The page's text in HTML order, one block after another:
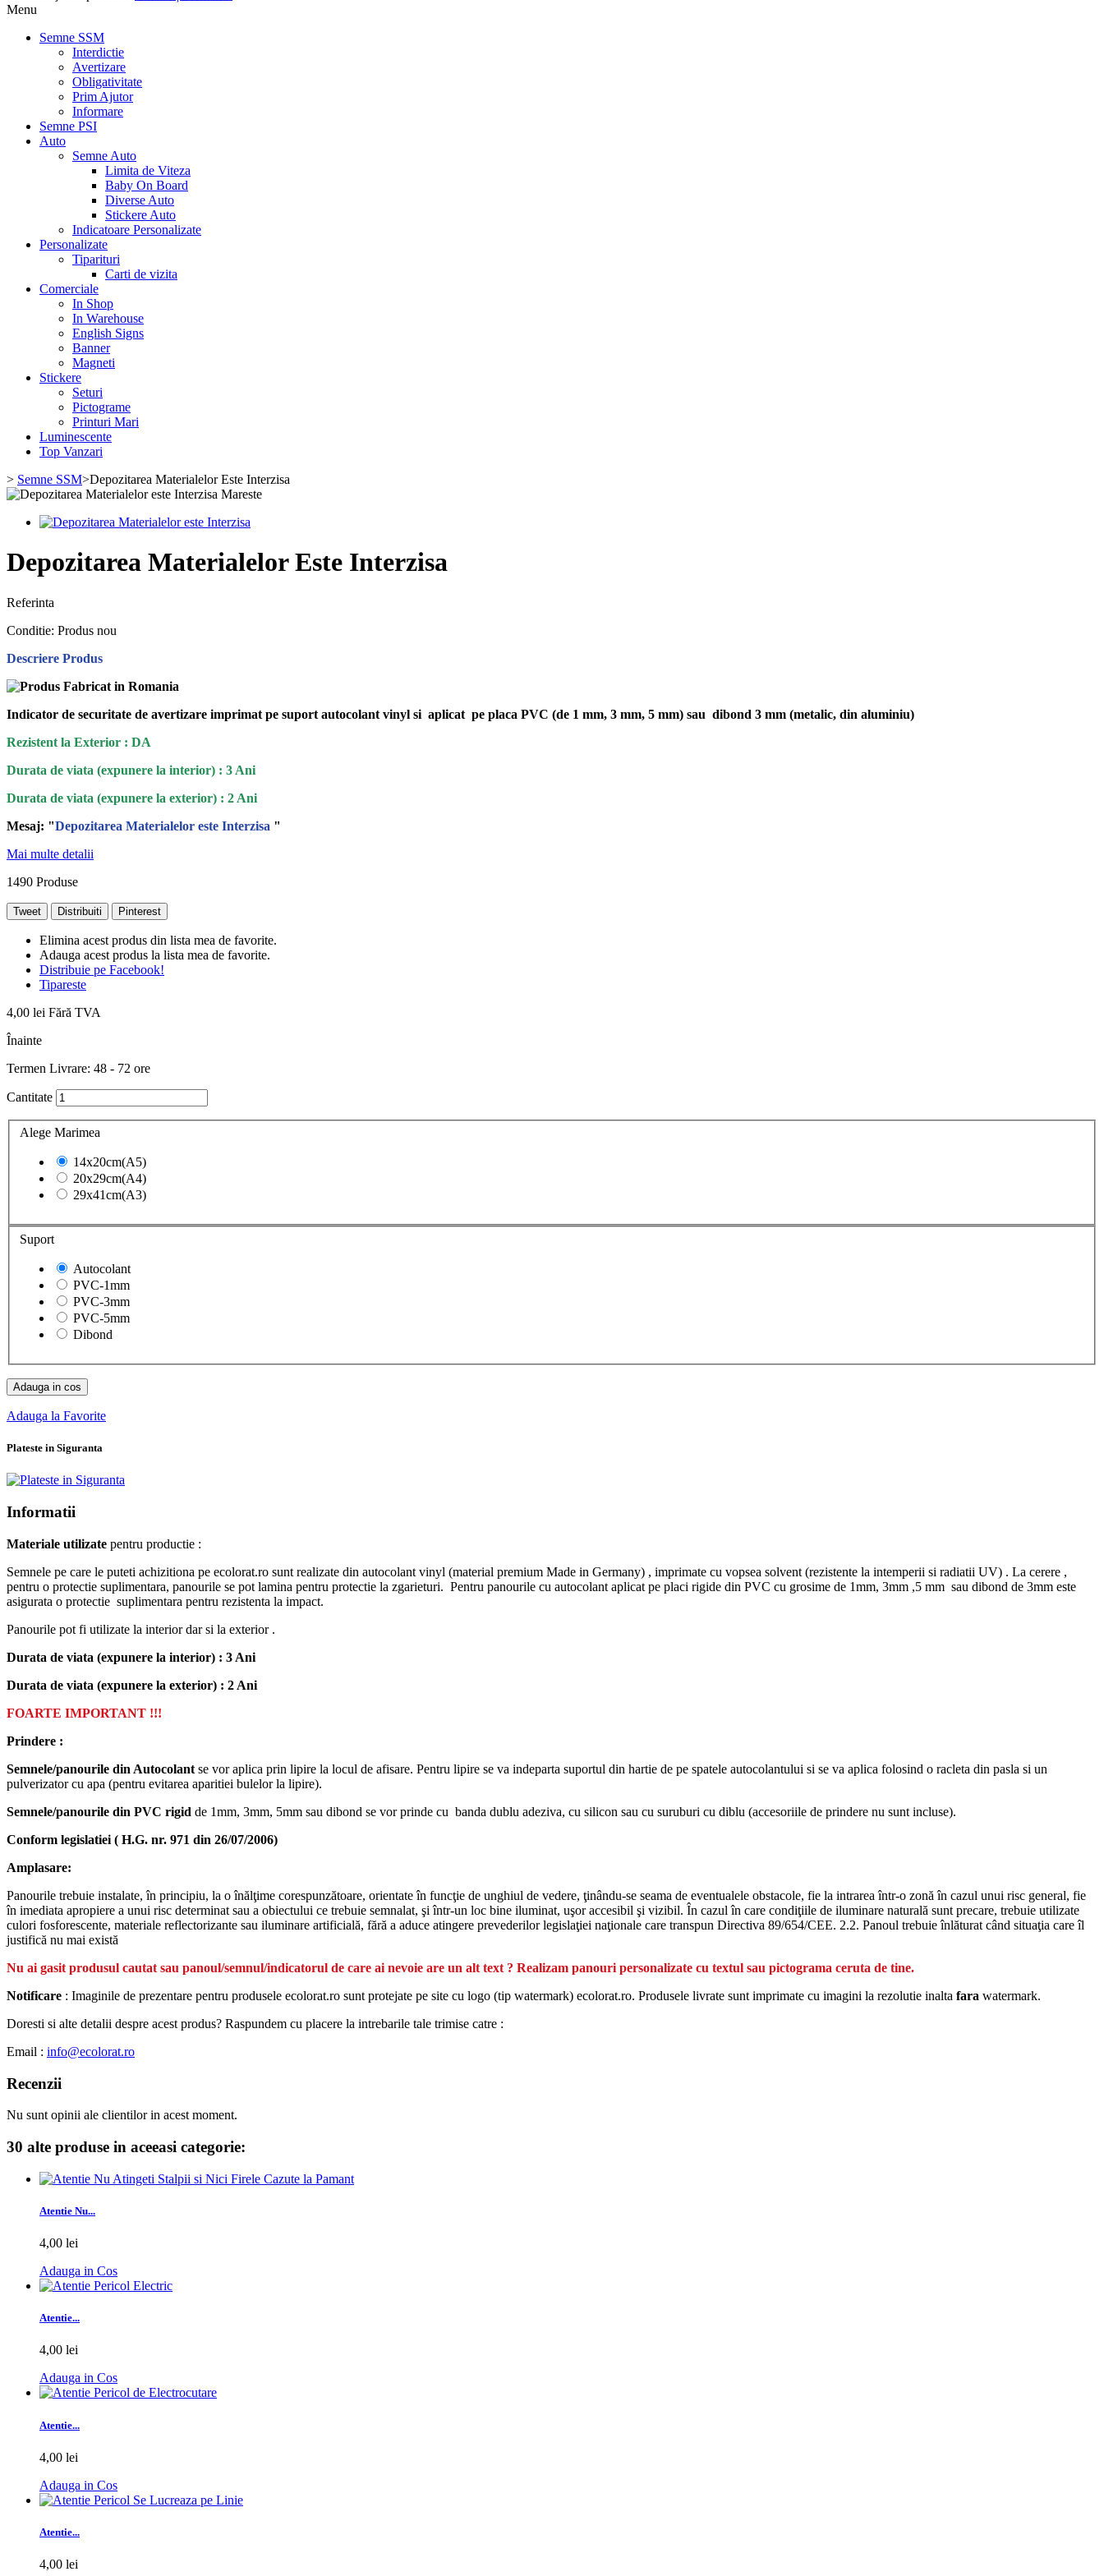
Menu
Semne SSM
Interdictie
Avertizare
Obligativitate
Prim Ajutor
Informare
Semne PSI
Auto
Semne Auto
Limita de Viteza
Baby On Board
Diverse Auto
Stickere Auto
Indicatoare Personalizate
Personalizate
Tiparituri
Carti de vizita
Comerciale
In Shop
In Warehouse
English Signs
Banner
Magneti
Stickere
Seturi
Pictograme
Printuri Mari
Luminescente
Top Vanzari
> Semne SSM>Depozitarea Materialelor Este Interzisa
Mareste
Depozitarea Materialelor Este Interzisa
Referinta
Conditie: Produs nou
Descriere Produs
Indicator de securitate de avertizare imprimat pe suport autocolant vinyl si aplicat pe placa PVC (de 1 mm, 3 mm, 5 mm) sau dibond 3 mm (metalic, din aluminiu)
Rezistent la Exterior : DA
Durata de viata (expunere la interior) : 3 Ani
Durata de viata (expunere la exterior) : 2 Ani
Mesaj: "Depozitarea Materialelor este Interzisa "
Mai multe detalii
1490 Produse
Tweet Distribuiti Pinterest
Elimina acest produs din lista mea de favorite.
Adauga acest produs la lista mea de favorite.
Distribuie pe Facebook!
Tipareste
4,00 lei Fără TVA
Înainte
Termen Livrare: 48 - 72 ore
Cantitate
Alege Marimea
14x20cm(A5)
20x29cm(A4)
29x41cm(A3)
Suport
Autocolant
PVC-1mm
PVC-3mm
PVC-5mm
Dibond
Adauga in cos
Adauga la Favorite
Plateste in Siguranta
Informatii
Materiale utilizate pentru productie :
Semnele pe care le puteti achizitiona pe ecolorat.ro sunt realizate din autocolant vinyl (material premium Made in Germany) , imprimate cu vopsea solvent (rezistente la intemperii si radiatii UV) . La cerere ,
pentru o protectie suplimentara, panourile se pot lamina pentru protectie la zgarieturi. Pentru panourile cu autocolant aplicat pe placi rigide din PVC cu grosime de 1mm, 3mm ,5 mm sau dibond de 3mm este
asigurata o protectie suplimentara pentru rezistenta la impact.
Panourile pot fi utilizate la interior dar si la exterior .
Durata de viata (expunere la interior) : 3 Ani
Durata de viata (expunere la exterior) : 2 Ani
FOARTE IMPORTANT !!!
Prindere :
Semnele/panourile din Autocolant se vor aplica prin lipire la locul de afisare. Pentru lipire se va indeparta suportul din hartie de pe spatele autocolantului si se va aplica folosind o racleta din pasla si un
pulverizator cu apa (pentru evitarea aparitiei bulelor la lipire).
Semnele/panourile din PVC rigid de 1mm, 3mm, 5mm sau dibond se vor prinde cu banda dublu adeziva, cu silicon sau cu suruburi cu diblu (accesoriile de prindere nu sunt incluse).
Conform legislatiei ( H.G. nr. 971 din 26/07/2006)
Amplasare:
Panourile trebuie instalate, în principiu, la o înălţime corespunzătoare, orientate în funcţie de unghiul de vedere, ţinându-se seama de eventualele obstacole, fie la intrarea într-o zonă în cazul unui risc general, fie
în imediata apropiere a unui risc determinat sau a obiectului ce trebuie semnalat, şi într-un loc bine iluminat, uşor accesibil şi vizibil. În cazul în care condiţiile de iluminare naturală sunt precare, trebuie utilizate
culori fosforescente, materiale reflectorizante sau iluminare artificială, fără a aduce atingere prevederilor legislaţiei naţionale care transpun Directiva 89/654/CEE. 2.2. Panoul trebuie înlăturat când situaţia care îl
justifică nu mai există
Nu ai gasit produsul cautat sau panoul/semnul/indicatorul de care ai nevoie are un alt text ? Realizam panouri personalizate cu textul sau pictograma ceruta de tine.
Notificare : Imaginile de prezentare pentru produsele ecolorat.ro sunt protejate pe site cu logo (tip watermark) ecolorat.ro. Produsele livrate sunt imprimate cu imagini la rezolutie inalta fara watermark.
Doresti si alte detalii despre acest produs? Raspundem cu placere la intrebarile tale trimise catre :
Email : info@ecolorat.ro
Recenzii
Nu sunt opinii ale clientilor in acest moment.
30 alte produse in aceeasi categorie:
Atentie Nu...
4,00 lei
Adauga in Cos
Atentie...
4,00 lei
Adauga in Cos
Atentie...
4,00 lei
Adauga in Cos
Atentie...
4,00 lei